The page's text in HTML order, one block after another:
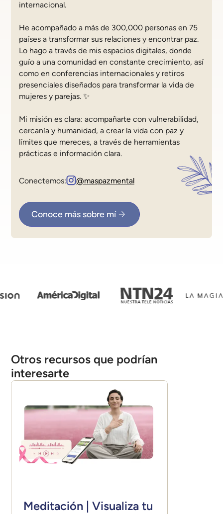
internacional.
He acompañado a más de 300,000 personas en 75
países a transformar sus relaciones y encontrar paz.
Lo hago a través de mis espacios digitales, donde
guío a una comunidad en constante crecimiento, así
como en conferencias internacionales y retiros
presenciales diseñados para transformar la vida de
mujeres y parejas. ✨
Mi misión es clara: acompañarte con vulnerabilidad,
cercanía y humanidad, a crear la vida con paz y
límites que mereces, a través de herramientas
prácticas e información clara.
Conectemos: @maspazmental
Conoce más sobre mí
Otros recursos que podrían
interesarte
Meditación | Visualiza tu